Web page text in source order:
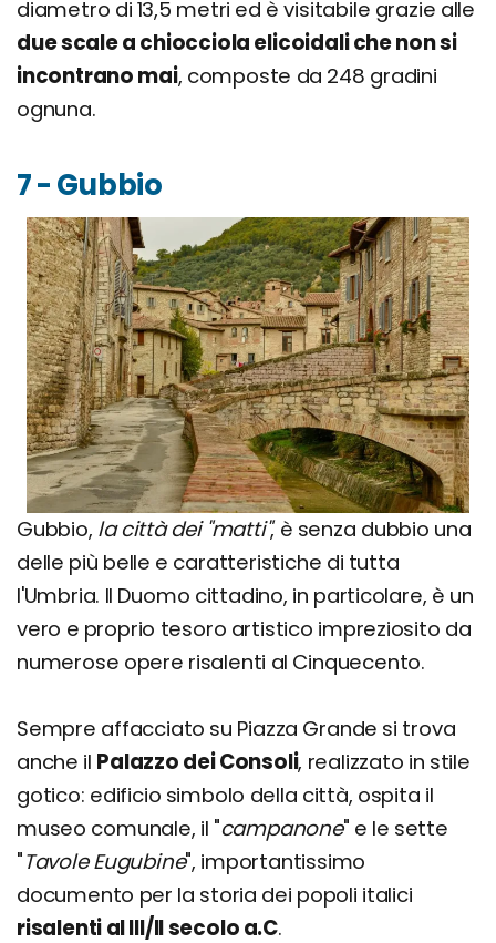
diametro di 13,5 metri ed è visitabile grazie alle
due scale a chiocciola elicoidali che non si
incontrano mai, composte da 248 gradini
ognuna.
7 - Gubbio
Gubbio, la città dei "matti", è senza dubbio una
delle più belle e caratteristiche di tutta
l'Umbria. Il Duomo cittadino, in particolare, è un
vero e proprio tesoro artistico impreziosito da
numerose opere risalenti al Cinquecento.
Sempre affacciato su Piazza Grande si trova
anche il Palazzo dei Consoli, realizzato in stile
gotico: edificio simbolo della città, ospita il
museo comunale, il "campanone" e le sette
"Tavole Eugubine", importantissimo
documento per la storia dei popoli italici
risalenti al III/II secolo a.C.